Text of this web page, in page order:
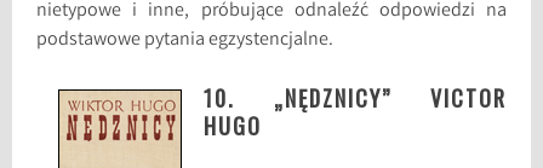
nietypowe i inne, próbujące odnaleźć odpowiedzi na
podstawowe pytania egzystencjalne.
10. „NĘDZNICY” VICTOR
HUGO